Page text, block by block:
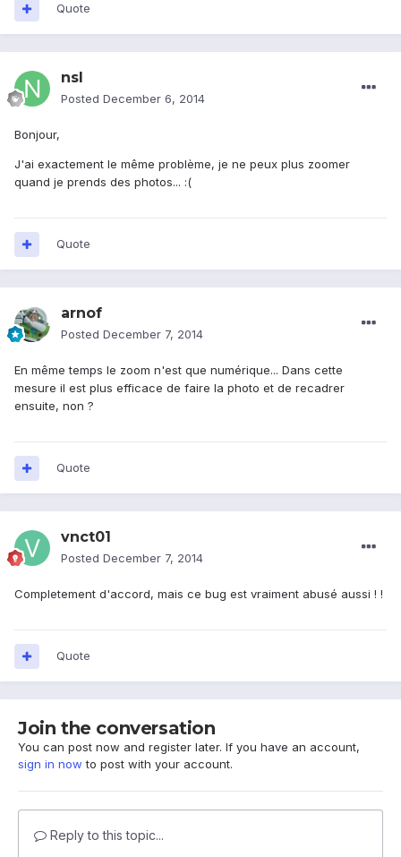
Quote
nsl
Posted December 6, 2014
Bonjour,
J'ai exactement le même problème, je ne peux plus zoomer
quand je prends des photos... :(
Quote
arnof
Posted December 7, 2014
En même temps le zoom n'est que numérique... Dans cette
mesure il est plus efficace de faire la photo et de recadrer
ensuite, non ?
Quote
vnct01
Posted December 7, 2014
Completement d'accord, mais ce bug est vraiment abusé aussi ! !
Quote
Join the conversation
You can post now and register later. If you have an account,
sign in now to post with your account.
Reply to this topic...